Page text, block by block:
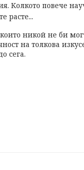
Колкото повече
расте...
никой не би
на толкова
сега.